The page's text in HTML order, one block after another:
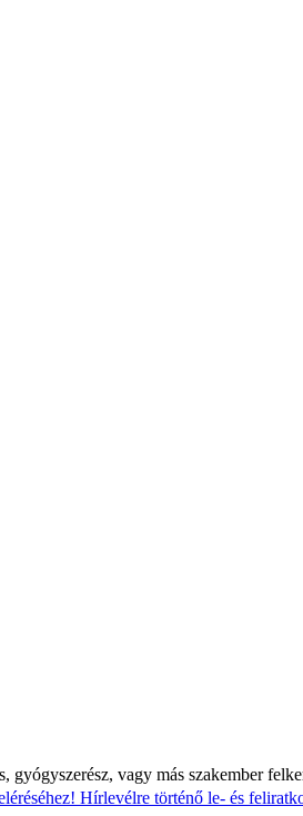
vagy más szakember
Hírlevélre történő le- és